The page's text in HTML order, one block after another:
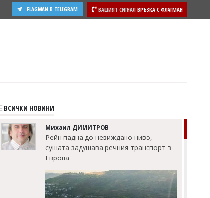
ВАШИЯТ СИГНАЛ ВРЪЗКА С ФЛАГМАН
FLAGMAN В TELEGRAM
ВСИЧКИ НОВИНИ
Михаил ДИМИТРОВ
Рейн падна до невиждано ниво,
сушата задушава речния транспорт в
Европа